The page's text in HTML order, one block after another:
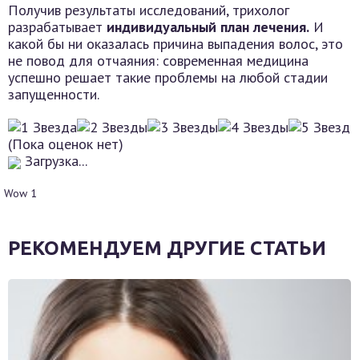
Получив результаты исследований, трихолог
разрабатывает индивидуальный план лечения. И
какой бы ни оказалась причина выпадения волос, это
не повод для отчаяния: современная медицина
успешно решает такие проблемы на любой стадии
запущенности.
(Пока оценок нет)
Загрузка...
Wow 1
РЕКОМЕНДУЕМ ДРУГИЕ СТАТЬИ